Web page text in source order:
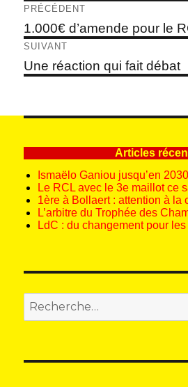
Navigation
de
l’article
PRÉCÉDENT
Article
précédent :
1.000€ d’amende pour le
SUIVANT
Article
suivant :
Une réaction qui fait débat
Articles
Ismaëlo Ganiou jusqu’en 2030
Le RCL avec le 3e maillot ce
1ère à Bollaert : attention à la
L’arbitre du Trophée des
LdC : du changement pour
pour
: